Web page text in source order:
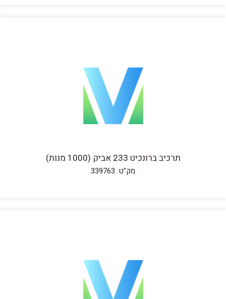
תרכיב ברונכיט 233 אביק (1000 מנות)
מק"ט: 339763